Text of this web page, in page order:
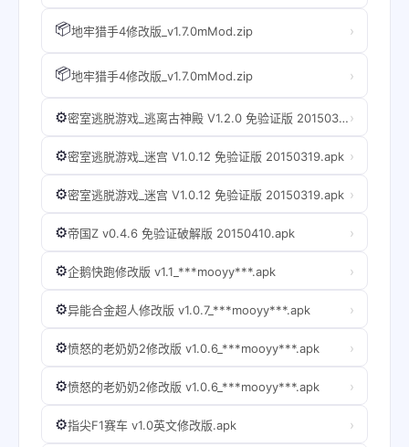
📦地牢猎手4修改版_v1.7.0mMod.zip ›
📦地牢猎手4修改版_v1.7.0mMod.zip ›
⚙️ 密室逃脱游戏_逃离古神殿 V1.2.0 免验证版 20150318.apk›
⚙️密室逃脱游戏_迷宫 V1.0.12 免验证版 20150319.apk ›
⚙️密室逃脱游戏_迷宫 V1.0.12 免验证版 20150319.apk ›
⚙️帝国Z v0.4.6 免验证破解版 20150410.apk ›
⚙️企鹅快跑修改版 v1.1_***mooyy***.apk ›
⚙️异能合金超人修改版 v1.0.7_***mooyy***.apk ›
⚙️愤怒的老奶奶2修改版 v1.0.6_***mooyy***.apk ›
⚙️愤怒的老奶奶2修改版 v1.0.6_***mooyy***.apk ›
⚙️指尖F1赛车 v1.0英文修改版.apk ›